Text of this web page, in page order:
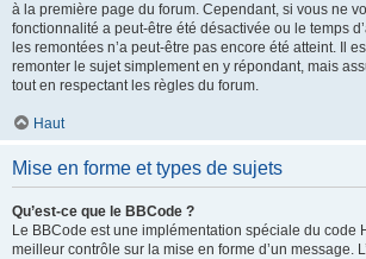
à la première page du forum. Cependant, si vous ne
fonctionnalité a peut-être été désactivée ou le temps
les remontées n’a peut-être pas encore été atteint. Il
remonter le sujet simplement en y répondant, mais
tout en respectant les règles du forum.
Haut
Mise en forme et types de sujets
Qu’est-ce que le BBCode ?
Le BBCode est une implémentation spéciale du code
meilleur contrôle sur la mise en forme d’un message.